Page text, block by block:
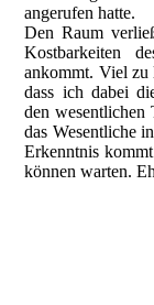
angerufen hatte.
Den Raum
Kostbarkeiten
ankommt. Viel zu
dass ich dabei
den wesentlichen
das Wesentliche
Erkenntnis
können warten.